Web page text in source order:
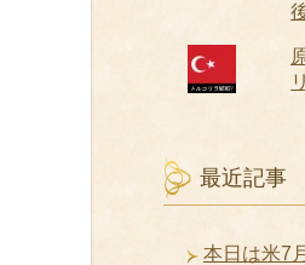
最近記事
本日は米7